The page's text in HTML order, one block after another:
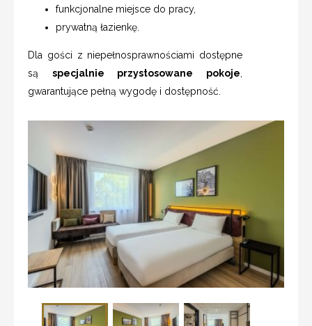
funkcjonalne miejsce do pracy,
prywatną łazienkę.
Dla gości z niepełnosprawnościami dostępne
są specjalnie przystosowane pokoje
gwarantujące pełną wygodę i dostępność.